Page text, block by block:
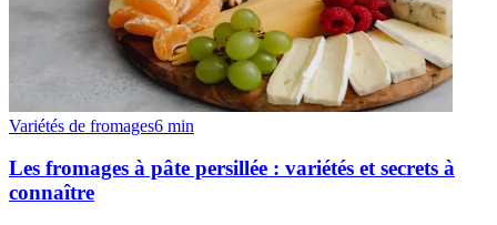
Variétés de fromages6 min
Les fromages à pâte persillée : variétés et secrets à
connaître